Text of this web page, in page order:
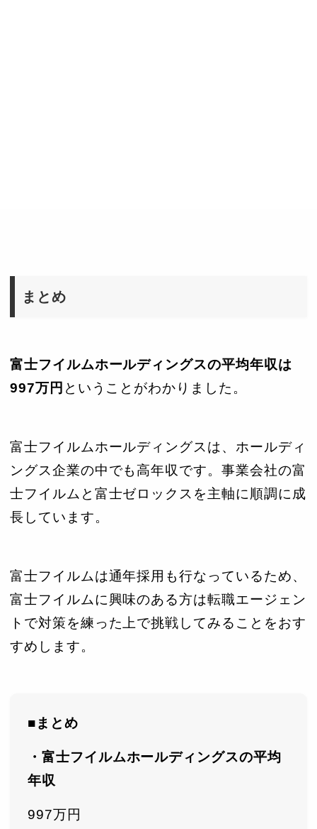
まとめ
富士フイルムホールディングスの平均年収は
997万円 ということがわかりました。
富士フイルムホールディングスは、ホールディ
ングス企業の中でも高年収です。事業会社の富
士フイルムと富士ゼロックスを主軸に順調に成
長しています。
富士フイルムは通年採用も行なっているため、
富士フイルムに興味のある方は転職エージェン
トで対策を練った上で挑戦してみることをおす
すめします。
■まとめ
・富士フイルムホールディングスの平均
年収
997万円